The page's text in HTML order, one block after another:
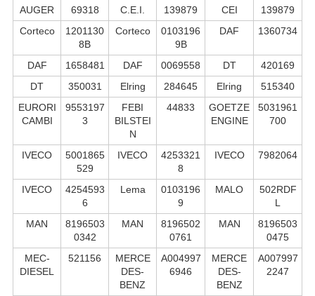
AUGER 69318 C.E.I. 139879 CEI
139879
Corteco
1201130
8B
Corteco
0103196
9B
DAF 1360734
DAF 1658481 DAF 0069558 DT
420169
DT
350031 Elring 284645 Elring
515340
EURORI
CAMBI
9553197
3
FEBI
BILSTEI
N
44833
GOETZE
ENGINE
5031961
700
IVECO
5001865
529
IVECO
4253321
8
IVECO 7982064
IVECO
4254593
6
Lema
0103196
9
MALO
502RDF
L
MAN
8196503
0342
MAN
8196502
0761
MAN
8196503
0475
MEC-
DIESEL
521156
MERCE
DES-
BENZ
A004997
6946
MERCE
DES-
BENZ
A007997
2247